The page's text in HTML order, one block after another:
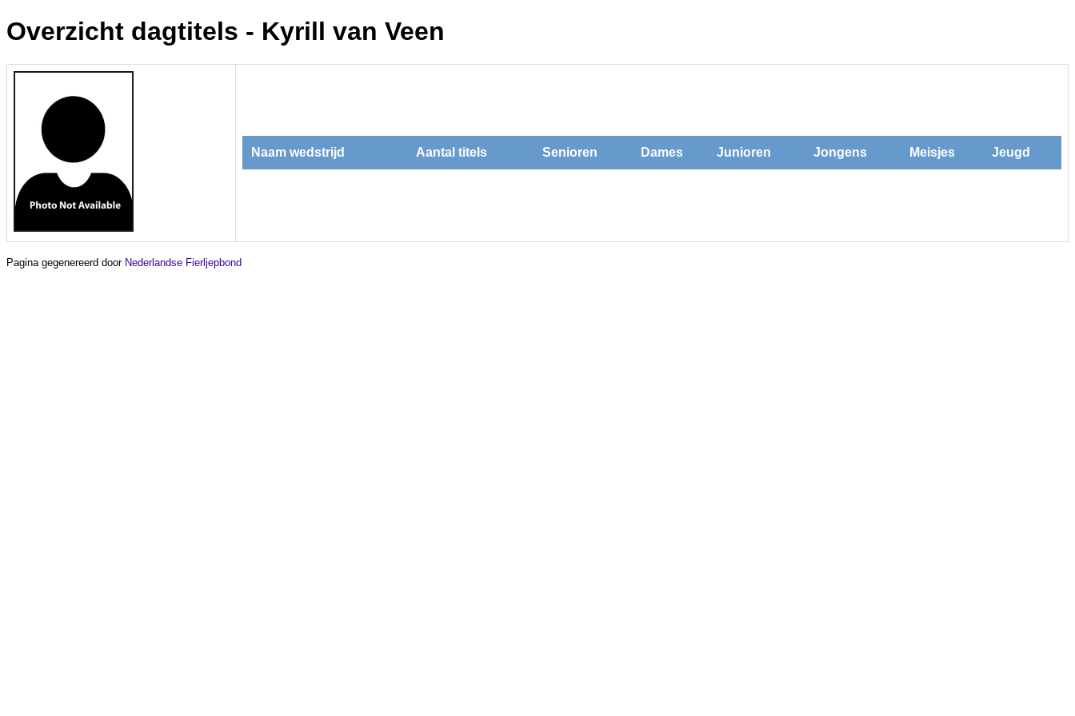
Overzicht dagtitels - Kyrill van Veen
Naam wedstrijd Aantal titels Senioren Dames Junioren Jongens Meisjes Jeugd
Pagina gegenereerd door Nederlandse Fierljepbond